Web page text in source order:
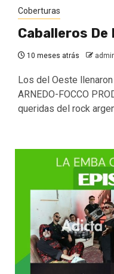
Coberturas
Caballeros De
10 meses atrás
Los del Oeste
ARNEDO-FOCCO
queridas del rock